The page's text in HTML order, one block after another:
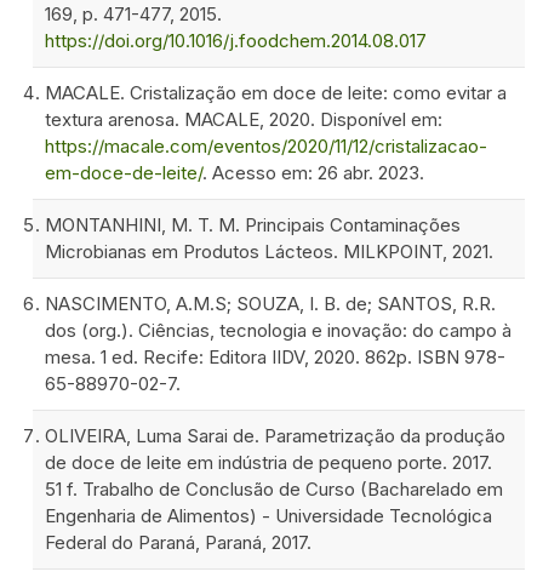
169, p. 471-477, 2015.
https://doi.org/10.1016/j.foodchem.2014.08.017
MACALE. Cristalização em doce de leite: como evitar a
textura arenosa. MACALE, 2020. Disponível em:
https://macale.com/eventos/2020/11/12/cristalizacao-
em-doce-de-leite/. Acesso em: 26 abr. 2023.
MONTANHINI, M. T. M. Principais Contaminações
Microbianas em Produtos Lácteos. MILKPOINT, 2021.
NASCIMENTO, A.M.S; SOUZA, I. B. de; SANTOS, R.R.
dos (org.). Ciências, tecnologia e inovação: do campo à
mesa. 1 ed. Recife: Editora IIDV, 2020. 862p. ISBN 978-
65-88970-02-7.
OLIVEIRA, Luma Sarai de. Parametrização da produção
de doce de leite em indústria de pequeno porte. 2017.
51 f. Trabalho de Conclusão de Curso (Bacharelado em
Engenharia de Alimentos) - Universidade Tecnológica
Federal do Paraná, Paraná, 2017.